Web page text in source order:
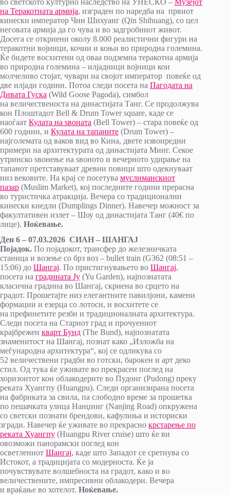
на Теракотната армија, изграден по наредба на првиот
кинески император Чин Шихуанг (Qin Shihuang), со цел
неговата армија да го чува и во задгробниот живот.
Досега се откриени околу 8.000 реалистични фигури на
теракотни војници, кочии и коњи во природна големина.
Ќе бидете восхитени од оваа подземна теракотна армија
во природна големина – илјадници војници кои
молчеливо стојат, чувари на својот император повеќе од
две илјади години. Потоа следи посета на Пагодата на
Дивата Гуска (Wild Goose Pagoda), симбол
на величественоста на династијата Танг. Се продолжува
кон Плоштадот Bell & Drum Tower square, каде се
наоѓаат Кулата на ѕвоната (Bell Tower) – стара повеќе од
600 години, и Кулата на тапаните (Drum Tower) –
најголемата од ваков вид во Кина, двете извонредни
примери на архитектурата од династијата Минг. Секое
утринско ѕвонење на ѕвоното и вечерното удирање на
тапанот претставуваат древни повици што одекнуваат
низ вековите. На крај се посетува муслиманскиот
пазар (Muslim Market), кој последните години прерасна
во туристичка атракција. Вечера со традиционални
кинески кнедли (Dumplings Dinner). Навечер можност за
факултативен излет – Шоу од династијата Танг (40€ по
лице). Ноќевање.
Ден 6 – 07.03.2026 СИАН – ШАНГАЈ
Појадок. По појадокот, трансфер до железничката
станица и возење со брз воз – bullet train (G362 (08:51 –
15:06) до Шангај. По пристигнувањето во Шангај,
посета на градината Ју (Yu Garden), најпознатата
класична градина во Шангај, скриена во срцето на
градот. Прошетајте низ елегантните павилјони, камени
формации и езерца со лотоси, и восхитете се
на префинетите резби и традиционалната архитектура.
Следи посета на Стариот град и прочуениот
крајбрежен кварт Бунд (The Bund), најпознатата
знаменитост на Шангај, познат како „Изложба на
меѓународна архитектура“, кој се одликува со
52 величествени градби во готски, барокен и арт деко
стил. Од тука ќе уживате во прекрасен поглед на
хоризонтот кон облакодерите во Пудонг (Pudong) преку
реката Хуангпу (Huangpu). Следи организирана посета
на фабриката за свила, па слободно време за прошетка
по пешачката улица Нанџинг (Nanjing Road) опкружена
со светски познати брендови, кафулиња и историски
згради. Навечер ќе уживате во прекрасно крстарење по
реката Хуангпу (Huangpu River cruise) што ќе ви
овозможи панорамски поглед кон
осветлениот Шангај, каде што Западот се сретнува со
Истокот, а традицијата со модерноста. Ќе ја
почувствувате волшебноста на градот, како и во
величествените, импресивни облакодери. Вечера
и враќање во хотелот. Ноќевање.